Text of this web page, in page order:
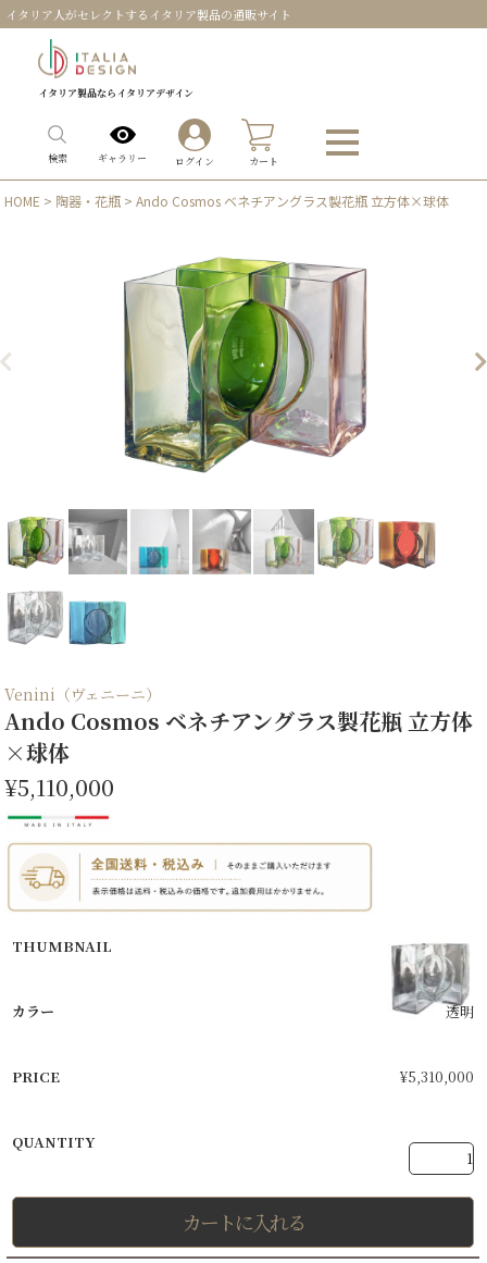
イタリア人がセレクトするイタリア製品の通販サイト
イタリア製品ならイタリアデザイン
検索 ギャラリー ログイン カート
HOME > 陶器・花瓶 > Ando Cosmos ベネチアングラス製花瓶 立方体×球体
Venini（ヴェニーニ）
Ando Cosmos ベネチアングラス製花瓶 立方体
×球体
¥5,110,000
透明
¥5,310,000
カートに入れる